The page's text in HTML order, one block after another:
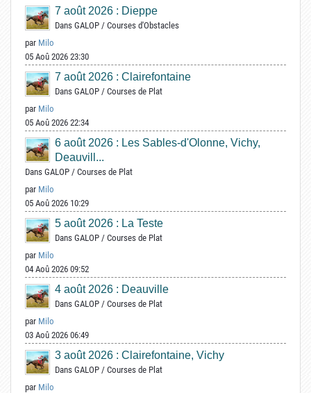
7 août 2026 : Dieppe
Dans GALOP / Courses d'Obstacles
par Milo
05 Aoû 2026 23:30
7 août 2026 : Clairefontaine
Dans GALOP / Courses de Plat
par Milo
05 Aoû 2026 22:34
6 août 2026 : Les Sables-d'Olonne, Vichy,
Deauvill...
Dans GALOP / Courses de Plat
par Milo
05 Aoû 2026 10:29
5 août 2026 : La Teste
Dans GALOP / Courses de Plat
par Milo
04 Aoû 2026 09:52
4 août 2026 : Deauville
Dans GALOP / Courses de Plat
par Milo
03 Aoû 2026 06:49
3 août 2026 : Clairefontaine, Vichy
Dans GALOP / Courses de Plat
par Milo